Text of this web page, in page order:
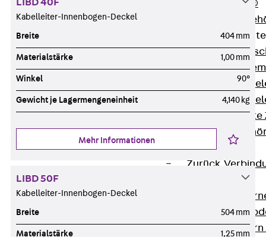
RAPIDOBAT®
Schalrohre
Zurück
Abschalelemente
Verbindung
Zurück
Querkraftdorn
LIBD 40F
Kabelleiter-Innenbogen-Deckel
Breite 404 mm
Materialstärke 1,00 mm
Winkel 90°
Gewicht je Lagermengeneinheit 4,140 kg
Mehr Informationen
LIBD 50F
Kabelleiter-Innenbogen-Deckel
Breite 504 mm
Materialstärke 1,25 mm